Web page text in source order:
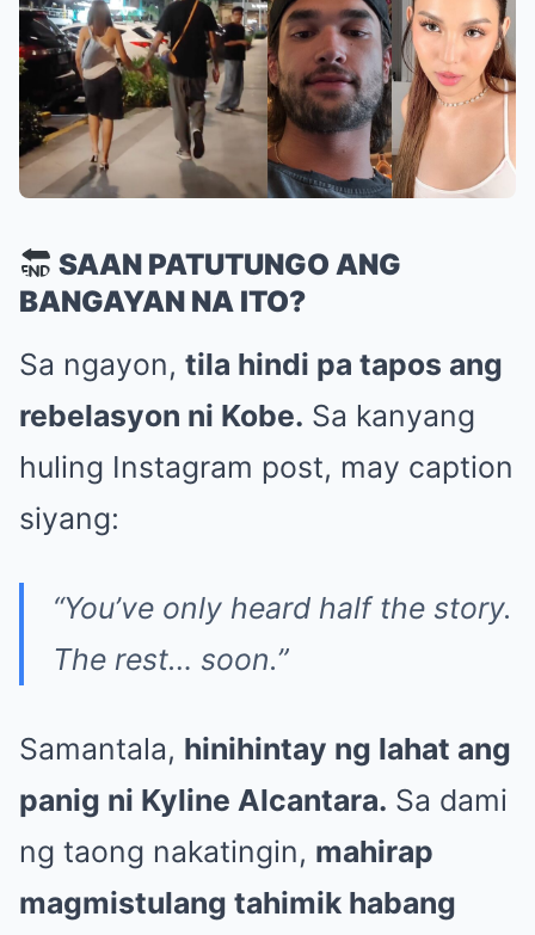
SAAN PATUTUNGO ANG
BANGAYAN NA ITO?
Sa ngayon, tila hindi pa tapos ang
rebelasyon ni Kobe. Sa kanyang
huling Instagram post, may caption
siyang:
“You’ve only heard half the story.
The rest… soon.”
Samantala, hinihintay ng lahat ang
panig ni Kyline Alcantara. Sa dami
ng taong nakatingin, mahirap
magmistulang tahimik habang